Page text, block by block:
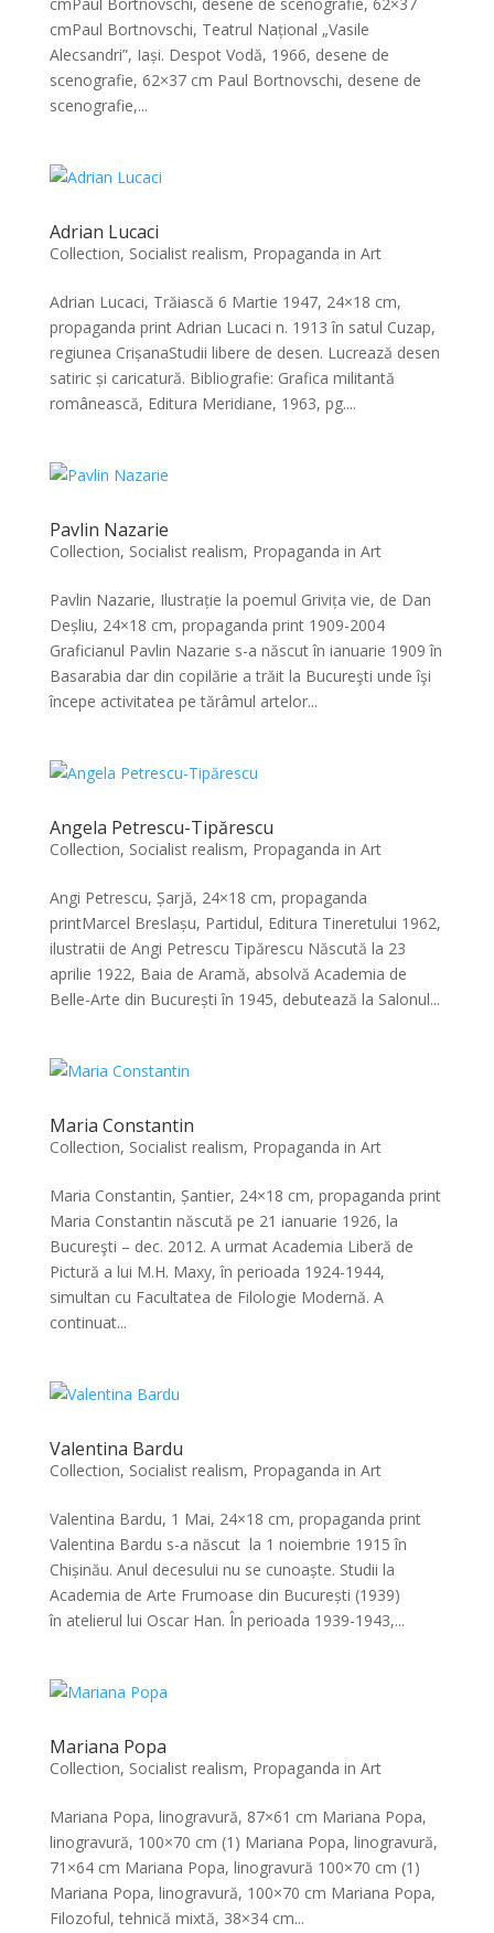
cmPaul Bortnovschi, Teatrul Național „Vasile
Alecsandri”, Iași. Despot Vodă, 1966, desene de
scenografie, 62×37 cm Paul Bortnovschi, desene de
scenografie,...
Adrian Lucaci
Collection, Socialist realism, Propaganda in Art
Adrian Lucaci, Trăiască 6 Martie 1947, 24×18 cm,
propaganda print Adrian Lucaci n. 1913 în satul Cuzap,
regiunea CrișanaStudii libere de desen. Lucrează desen
satiric și caricatură. Bibliografie: Grafica militantă
românească, Editura Meridiane, 1963, pg....
Pavlin Nazarie
Collection, Socialist realism, Propaganda in Art
Pavlin Nazarie, Ilustrație la poemul Grivița vie, de Dan
Deșliu, 24×18 cm, propaganda print 1909-2004
Graficianul Pavlin Nazarie s-a născut în ianuarie 1909 în
Basarabia dar din copilărie a trăit la Bucureşti unde îşi
începe activitatea pe tărâmul artelor...
Angela Petrescu-Tipărescu
Collection, Socialist realism, Propaganda in Art
Angi Petrescu, Șarjă, 24×18 cm, propaganda
printMarcel Breslașu, Partidul, Editura Tineretului 1962,
ilustratii de Angi Petrescu Tipărescu Născută la 23
aprilie 1922, Baia de Aramă, absolvă Academia de
Belle-Arte din București în 1945, debutează la Salonul...
Maria Constantin
Collection, Socialist realism, Propaganda in Art
Maria Constantin, Șantier, 24×18 cm, propaganda print
Maria Constantin născută pe 21 ianuarie 1926, la
Bucureşti – dec. 2012. A urmat Academia Liberă de
Pictură a lui M.H. Maxy, în perioada 1924-1944,
simultan cu Facultatea de Filologie Modernă. A
continuat...
Valentina Bardu
Collection, Socialist realism, Propaganda in Art
Valentina Bardu, 1 Mai, 24×18 cm, propaganda print
Valentina Bardu s-a născut la 1 noiembrie 1915 în
Chișinău. Anul decesului nu se cunoaște. Studii la
Academia de Arte Frumoase din București (1939)
în atelierul lui Oscar Han. În perioada 1939-1943,...
Mariana Popa
Collection, Socialist realism, Propaganda in Art
Mariana Popa, linogravură, 87×61 cm Mariana Popa,
linogravură, 100×70 cm (1) Mariana Popa, linogravură,
71×64 cm Mariana Popa, linogravură 100×70 cm (1)
Mariana Popa, linogravură, 100×70 cm Mariana Popa,
Filozoful, tehnică mixtă, 38×34 cm...